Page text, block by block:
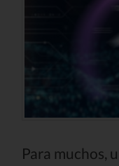
Para muchos,